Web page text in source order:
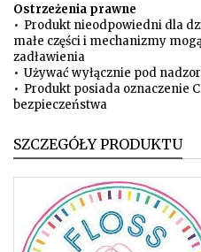
Ostrzeżenia prawne
• Produkt nieodpowiedni dla
małe części i mechanizmy
zadławienia
• Używać wyłącznie pod
• Produkt posiada oznaczenie
bezpieczeństwa
SZCZEGÓŁY PRODUKTU